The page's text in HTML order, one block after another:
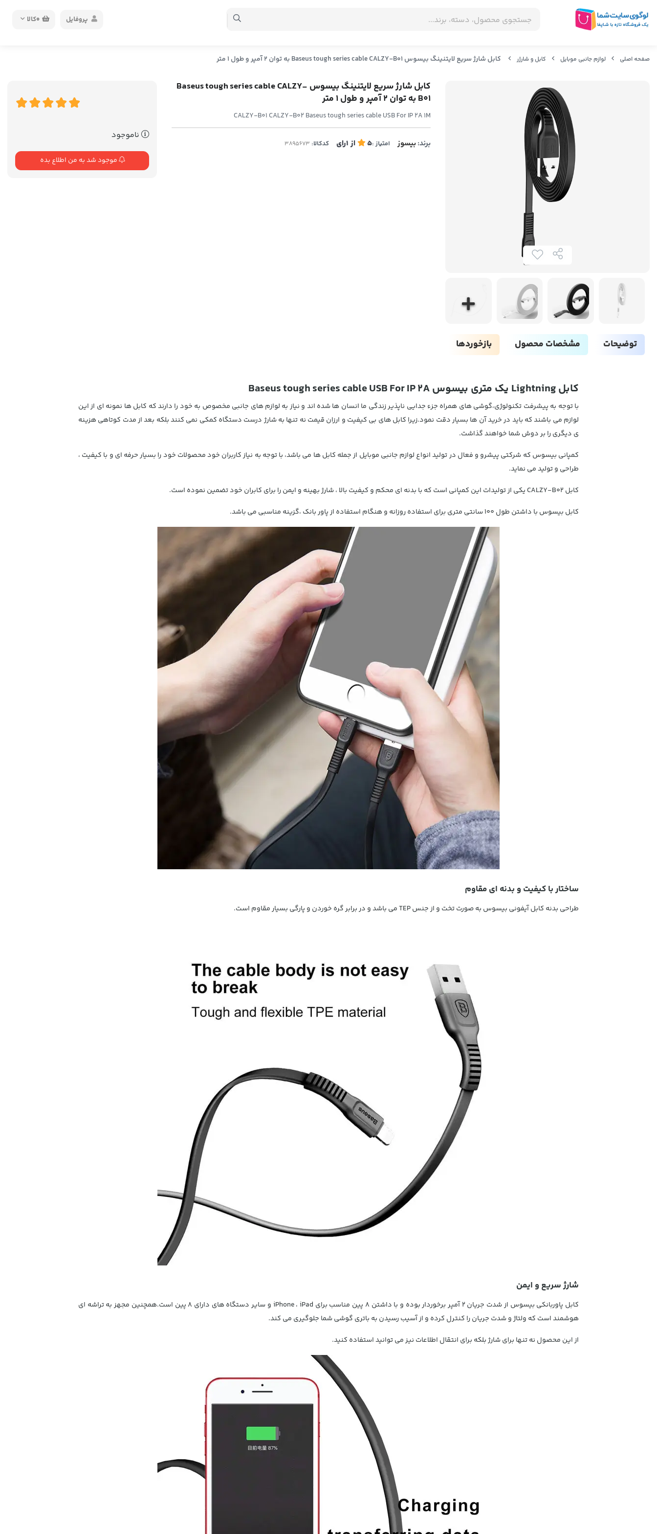
0کالا پروفایل
صفحه اصلی لوازم جانبی موبایل کابل و شارژر کابل شارژ سریع لایتنینگ بیسوس Baseus tough series cable CALZY-B01 به توان 2 آمپر و طول 1 متر
کابل شارژ سریع لایتنینگ بیسوس Baseus tough series cable CALZY-
B01 به توان 2 آمپر و طول 1 متر
CALZY-B01 CALZY-B02 Baseus tough series cable USB For IP 2A 1M
برند:بیسوز امتیاز :5 از 1رای کدکالا:
ناموجود
موجود شد به من اطلاع بده
توضیحات مشخصات محصول بازخوردها
کابل Lightning یک متری بیسوس Baseus tough series cable USB For IP 2A
با توجه به پیشرفت تکنولوژی،گوشی های همراه جزء جدایی ناپذیر زندگی ما انسان ها شده اند و نیاز به لوازم های جانبی مخصوص به خود را دارند که کابل ها نمونه ای از این
لوازم می باشند که باید در خرید آن ها بسیار دقت نمود.زیرا کابل های بی کیفیت و ارزان قیمت نه تنها به شارژ درست دستگاه کمکی نمی کنند بلکه بعد از مدت کوتاهی هزینه
ی دیگری را بر دوش شما خواهند گذاشت.
کمپانی بیسوس که شرکتی پیشرو و فعال در تولید انواع لوازم جانبی موبایل از جمله کابل ها می باشد، با توجه به نیاز کاربران خود محصولات خود را بسیار حرفه ای و با کیفیت ،
طراحی و تولید می نماید.
کابل CALZY-B02 یکی از تولیدات این کمپانی است که
با بدنه ای محکم و کیفیت بالا ، شارژ بهینه و ایمن را برای کابران خود تضمین نموده است.
کابل بیسوس با داشتن طول 100 سانتی متری برای استفاده روزانه و هنگام استفاده از پاور بانک ،گزینه مناسبی می باشد.
ساختار با کیفیت و بدنه ای مقاوم
طراحی بدنه کابل آیفونی بیسوس به صورت تخت و از جنس TEP می باشد و در برابر گره خوردن و پارگی بسیار مقاوم است.
شارژ سریع و ایمن
کابل پاوربانکی بیسوس از شدت جریان 2 آمپر برخوردار بوده و با داشتن 8 پین مناسب برای iPhone ، iPad و سایر دستگاه های دارای 8 پین است.همچنین مجهز به تراشه ای
هوشمند است که ولتاژ و شدت جریان را کنترل کرده و از آسیب رسیدن به باتری گوشی شما جلوگیری می کند.
از این محصول نه تنها برای شارژ بلکه برای انتقال اطلاعات نیز می توانید استفاده کنید.